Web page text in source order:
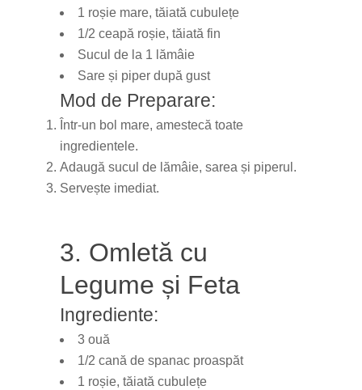
1 roșie mare, tăiată cubulețe
1/2 ceapă roșie, tăiată fin
Sucul de la 1 lămâie
Sare și piper după gust
Mod de Preparare:
Într-un bol mare, amestecă toate
ingredientele.
Adaugă sucul de lămâie, sarea și piperul.
Servește imediat.
3. Omletă cu
Legume și Feta
Ingrediente:
3 ouă
1/2 cană de spanac proaspăt
1 roșie, tăiată cubulețe